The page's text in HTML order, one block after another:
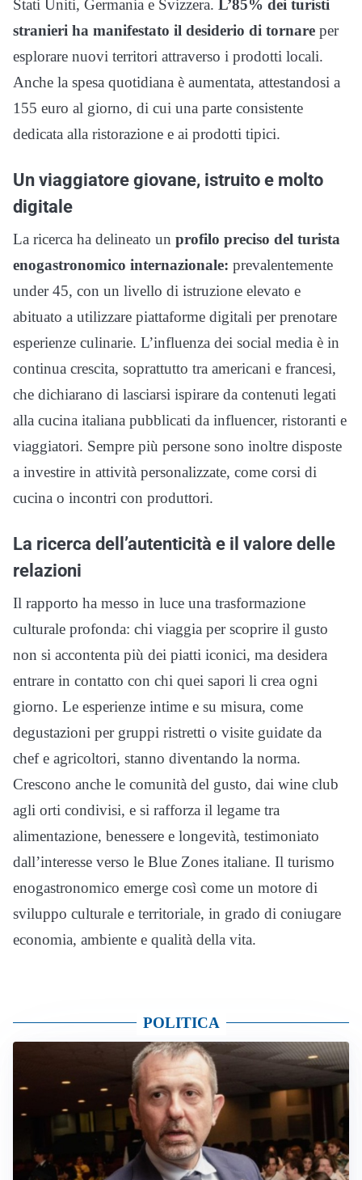
Stati Uniti, Germania e Svizzera.
L’85% dei turisti
stranieri ha manifestato il desiderio di tornare per
esplorare nuovi territori attraverso i prodotti locali.
Anche la spesa quotidiana è aumentata, attestandosi a
155 euro al giorno, di cui una parte consistente
dedicata alla ristorazione e ai prodotti tipici.
Un viaggiatore giovane, istruito e molto
digitale
La ricerca ha delineato un profilo preciso del turista
enogastronomico internazionale: prevalentemente
under 45, con un livello di istruzione elevato e
abituato a utilizzare piattaforme digitali per prenotare
esperienze culinarie. L’influenza dei social media è in
continua crescita, soprattutto tra americani e francesi,
che dichiarano di lasciarsi ispirare da contenuti legati
alla cucina italiana pubblicati da influencer, ristoranti e
viaggiatori. Sempre più persone sono inoltre disposte
a investire in attività personalizzate, come corsi di
cucina o incontri con produttori.
La ricerca dell’autenticità e il valore delle
relazioni
Il rapporto ha messo in luce una trasformazione
culturale profonda: chi viaggia per scoprire il gusto
non si accontenta più dei piatti iconici, ma desidera
entrare in contatto con chi quei sapori li crea ogni
giorno. Le esperienze intime e su misura, come
degustazioni per gruppi ristretti o visite guidate da
chef e agricoltori, stanno diventando la norma.
Crescono anche le comunità del gusto, dai wine club
agli orti condivisi, e si rafforza il legame tra
alimentazione, benessere e longevità, testimoniato
dall’interesse verso le Blue Zones italiane. Il turismo
enogastronomico emerge così come un motore di
sviluppo culturale e territoriale, in grado di coniugare
economia, ambiente e qualità della vita.
POLITICA